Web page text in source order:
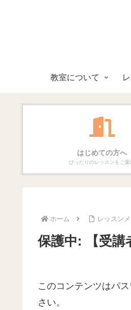
教室について
はじめての方へ
ぴったりのレッスンをご案
ホーム レッスン
保護中: 【受講
このコンテンツはパ
さい。